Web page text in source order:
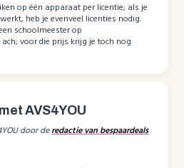
op één apparaat per licentie; als je
heb je evenveel licenties nodig.
schoolmeester op
voor die prijs krijg je toch nog
AVS4YOU
door deredactie van bespaardeals